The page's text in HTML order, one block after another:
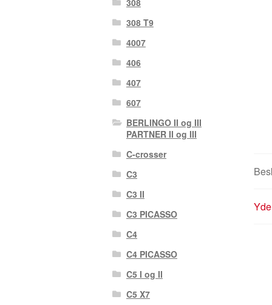
308 T9
4007
406
407
607
BERLINGO II og III
PARTNER II og III
C-crosser
C3
C3 II
C3 PICASSO
C4
C4 PICASSO
C5 I og II
C5 X7